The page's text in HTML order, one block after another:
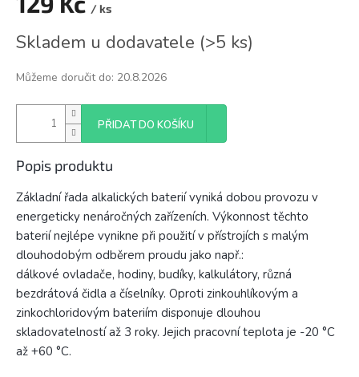
/ ks
cena:
Skladem u dodavatele (>5 ks)
Můžeme doručit do: 20.8.2026
PŘIDAT DO KOŠÍKU
Popis produktu
Základní řada alkalických baterií vyniká dobou provozu v
energeticky nenáročných zařízeních. Výkonnost těchto
baterií nejlépe vynikne při použití v přístrojích s malým
dlouhodobým odběrem proudu jako např.:
dálkové ovladače, hodiny, budíky, kalkulátory, různá
bezdrátová čidla a číselníky. Oproti zinkouhlíkovým a
zinkochloridovým bateriím disponuje dlouhou
skladovatelností až 3 roky. Jejich pracovní teplota je -20 °C
až +60 °C.